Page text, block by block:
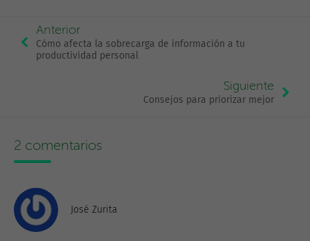
Anterior
Cómo afecta la sobrecarga de información a tu
productividad personal
Siguiente
Consejos para priorizar mejor
2 comentarios
José Zurita